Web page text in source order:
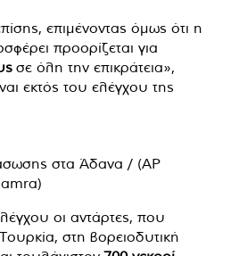
επιμένοντας όμως ότι η
προορίζεται για
σε όλη την επικράτεια»,
εκτός του ελέγχου της
στα Άδανα / (AP
οι αντάρτες, που
στη βορειοδυτική